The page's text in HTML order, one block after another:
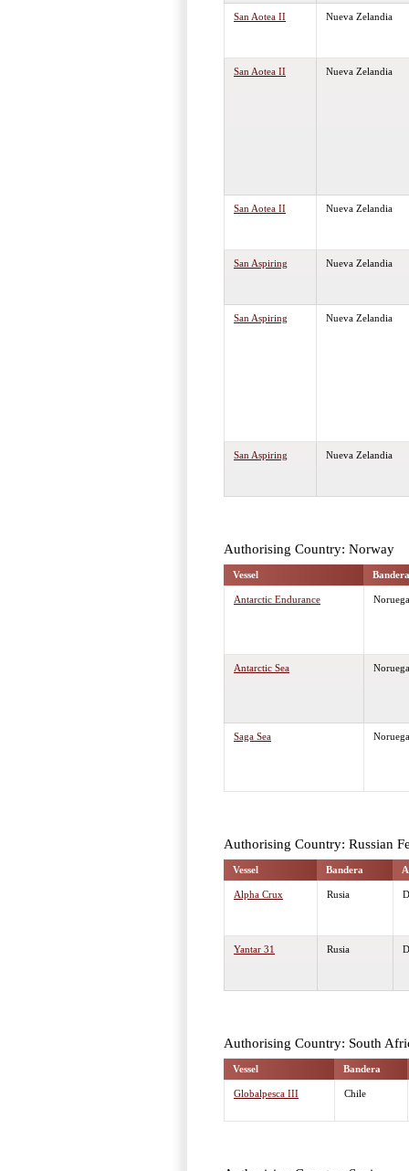
San Aotea II Nueva Zelandia
San Aotea II Nueva Zelandia
San Aotea II Nueva Zelandia
San Aspiring Nueva Zelandia
San Aspiring Nueva Zelandia
San Aspiring Nueva Zelandia
Authorising Country: Norway
Vessel Bandera
Antarctic Endurance Noruega
Antarctic Sea Noruega
Saga Sea Noruega
Authorising Country: Russian
Vessel Bandera
Alpha Crux Rusia
Yantar 31 Rusia
Authorising Country: South
Vessel Bandera
Globalpesca III Chile